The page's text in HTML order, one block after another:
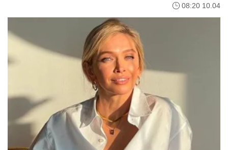
08:20 10.04